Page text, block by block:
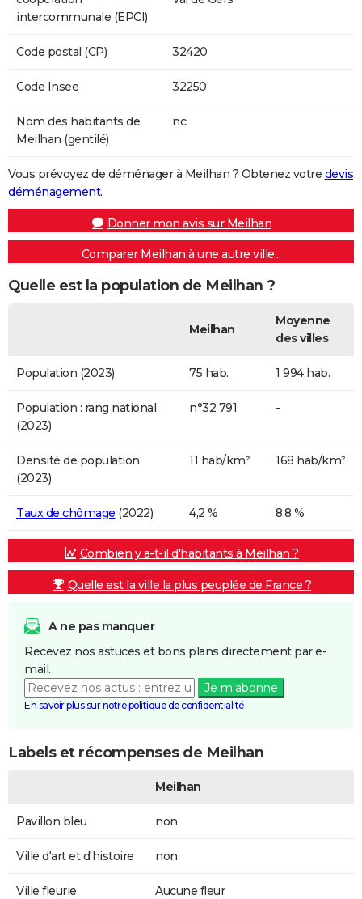
intercommunale (EPCI)
Code postal (CP) 32420
Code Insee 32250
Nom des habitants de
Meilhan (gentilé)
nc
Vous prévoyez de déménager à Meilhan ? Obtenez votre devis
déménagement.
Donner mon avis sur Meilhan
Comparer Meilhan à une autre ville...
Quelle est la population de Meilhan ?
Meilhan
Moyenne
des villes
Population (2023) 75 hab. 1 994 hab.
Population : rang national
(2023)
n°32 791 -
Densité de population
(2023)
11 hab/km² 168 hab/km²
Taux de chômage (2022) 4,2 % 8,8 %
Combien y a-t-il d'habitants à Meilhan ?
Quelle est la ville la plus peuplée de France ?
A ne pas manquer
Recevez nos astuces et bons plans directement par e-
mail.
Je m'abonne
En savoir plus sur notre politique de confidentialité
Labels et récompenses de Meilhan
Meilhan
Pavillon bleu non
Ville d'art et d'histoire non
Ville fleurie Aucune fleur